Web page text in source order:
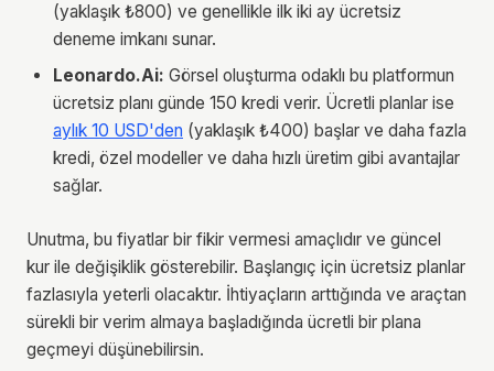
(yaklaşık ₺800) ve genellikle ilk iki ay ücretsiz
deneme imkanı sunar.
Leonardo.Ai: Görsel oluşturma odaklı bu platformun
ücretsiz planı günde 150 kredi verir. Ücretli planlar ise
aylık 10 USD'den (yaklaşık ₺400) başlar ve daha fazla
kredi, özel modeller ve daha hızlı üretim gibi avantajlar
sağlar.
Unutma, bu fiyatlar bir fikir vermesi amaçlıdır ve güncel
kur ile değişiklik gösterebilir. Başlangıç için ücretsiz planlar
fazlasıyla yeterli olacaktır. İhtiyaçların arttığında ve araçtan
sürekli bir verim almaya başladığında ücretli bir plana
geçmeyi düşünebilirsin.